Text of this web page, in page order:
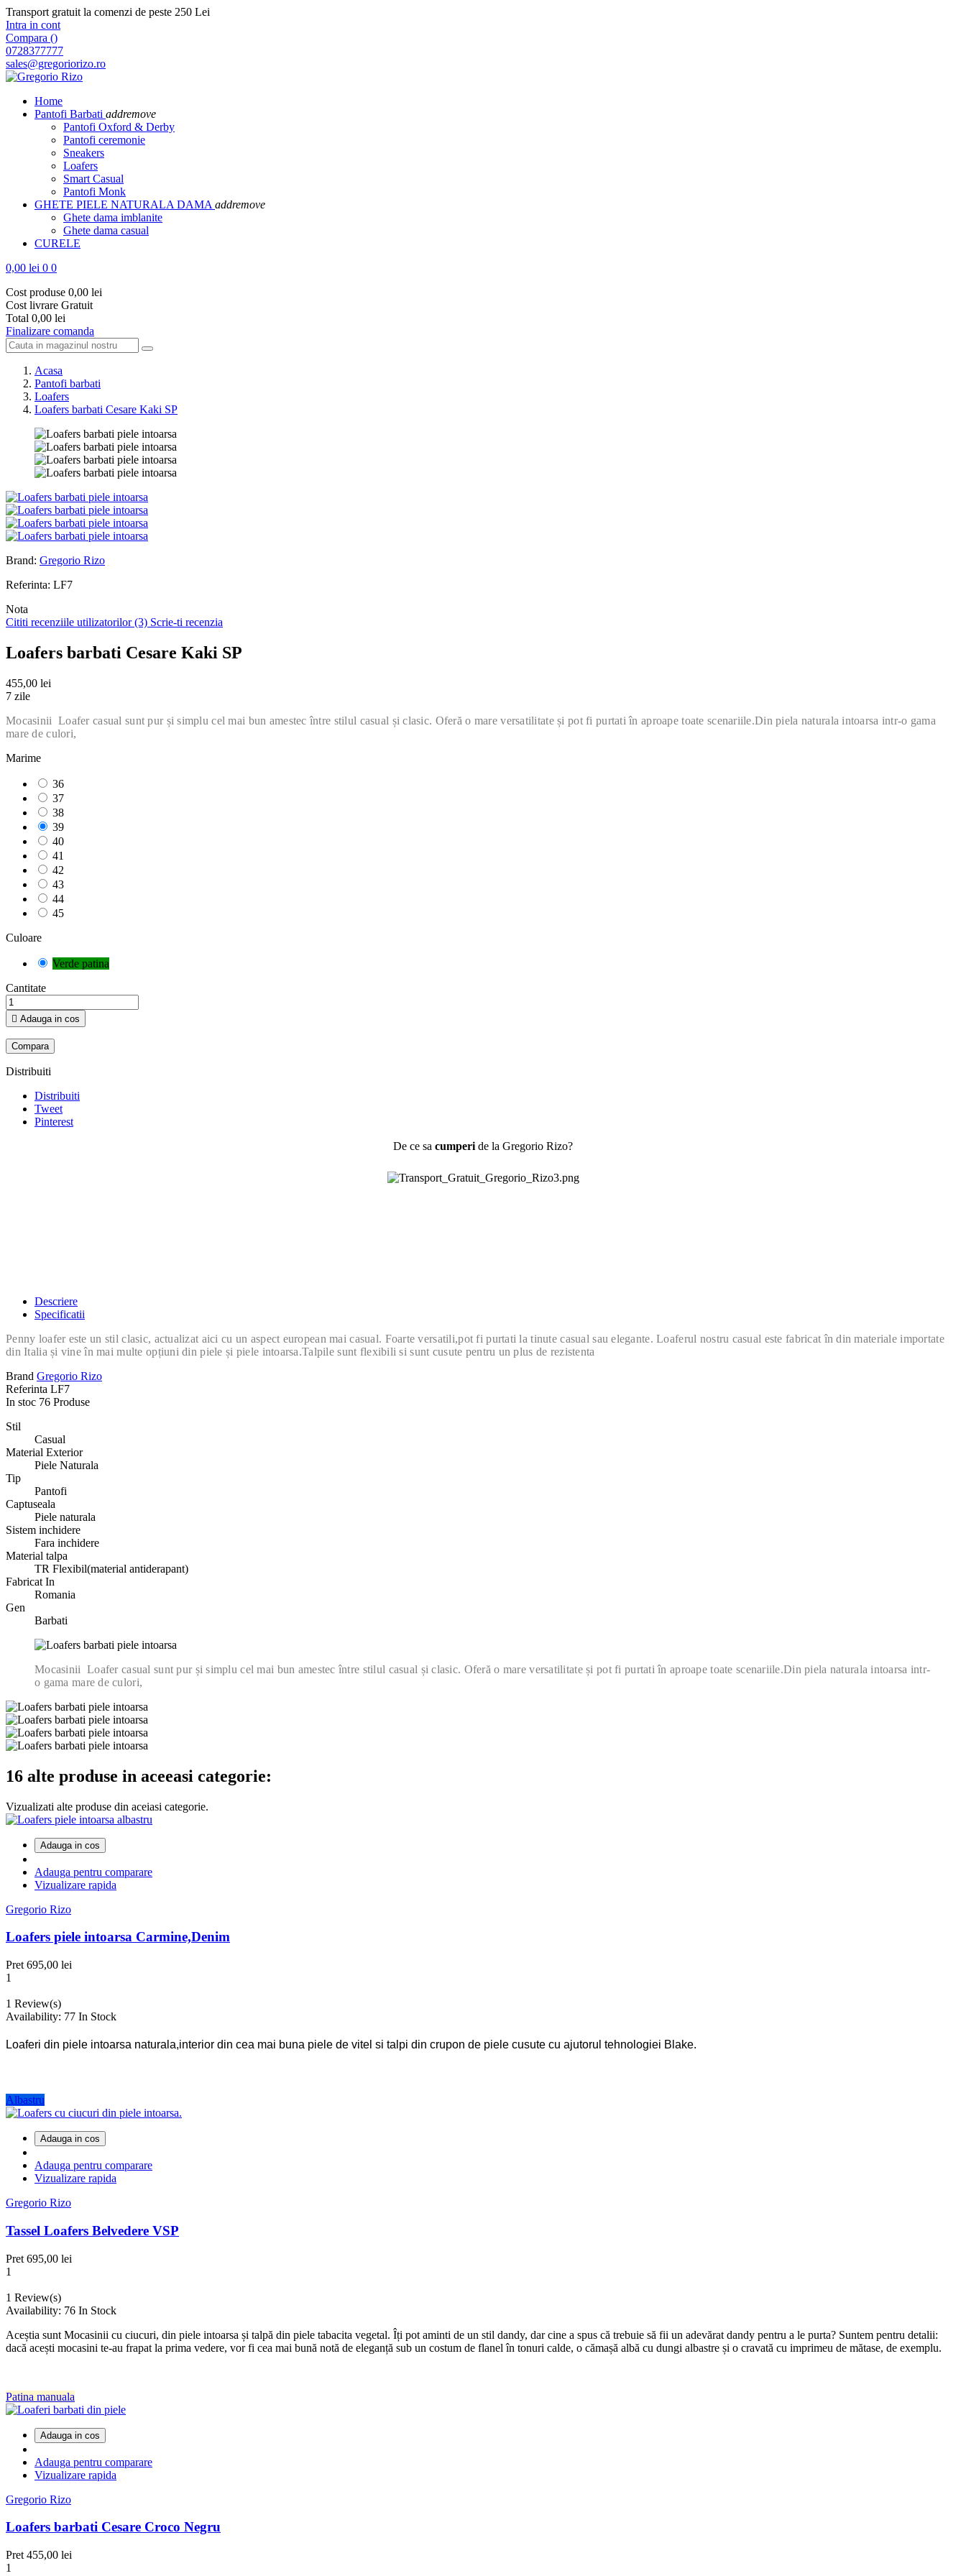
Transport gratuit la comenzi de peste 250 Lei
Intra in cont
Compara ()
0728377777
sales@gregoriorizo.ro
Home
Pantofi Barbati addremove
Pantofi Oxford & Derby
Pantofi ceremonie
Sneakers
Loafers
Smart Casual
Pantofi Monk
GHETE PIELE NATURALA DAMA addremove
Ghete dama imblanite
Ghete dama casual
CURELE
0,00 lei 0 0
Cost produse 0,00 lei
Cost livrare Gratuit
Total 0,00 lei
Finalizare comanda
Acasa
Pantofi barbati
Loafers
Loafers barbati Cesare Kaki SP
Brand: Gregorio Rizo
Referinta: LF7
Nota
Cititi recenziile utilizatorilor (3) Scrie-ti recenzia
Loafers barbati Cesare Kaki SP
455,00 lei
7 zile
Mocasinii Loafer casual sunt pur și simplu cel mai bun amestec între stilul casual și clasic. Oferă o mare versatilitate și pot fi purtati în aproape toate scenariile.Din piela naturala intoarsa intr-o gama
mare de culori,
Marime
36
37
38
39
40
41
42
43
44
45
Culoare
Verde patina
Cantitate
 Adauga in cos
Compara
Distribuiti
Distribuiti
Tweet
Pinterest
De ce sa cumperi de la Gregorio Rizo?
Descriere
Specificatii
Penny loafer este un stil clasic, actualizat aici cu un aspect european mai casual. Foarte versatili,pot fi purtati la tinute casual sau elegante. Loaferul nostru casual este fabricat în din materiale importate
din Italia și vine în mai multe opțiuni din piele și piele intoarsa.Talpile sunt flexibili si sunt cusute pentru un plus de rezistenta
Brand Gregorio Rizo
Referinta LF7
In stoc 76 Produse
Stil
Casual
Material Exterior
Piele Naturala
Tip
Pantofi
Captuseala
Piele naturala
Sistem inchidere
Fara inchidere
Material talpa
TR Flexibil(material antiderapant)
Fabricat In
Romania
Gen
Barbati
Mocasinii Loafer casual sunt pur și simplu cel mai bun amestec între stilul casual și clasic. Oferă o mare versatilitate și pot fi purtati în aproape toate scenariile.Din piela naturala intoarsa intr-
o gama mare de culori,
16 alte produse in aceeasi categorie:
Vizualizati alte produse din aceiasi categorie.
Adauga in cos
Adauga pentru comparare
Vizualizare rapida
Gregorio Rizo
Loafers piele intoarsa Carmine,Denim
Pret 695,00 lei
1
1 Review(s)
Availability: 77 In Stock
Loaferi din piele intoarsa naturala,interior din cea mai buna piele de vitel si talpi din crupon de piele cusute cu ajutorul tehnologiei Blake.
Albastru
Adauga in cos
Adauga pentru comparare
Vizualizare rapida
Gregorio Rizo
Tassel Loafers Belvedere VSP
Pret 695,00 lei
1
1 Review(s)
Availability: 76 In Stock
Aceștia sunt Mocasinii cu ciucuri, din piele intoarsa și talpă din piele tabacita vegetal. Îți pot aminti de un stil dandy, dar cine a spus că trebuie să fii un adevărat dandy pentru a le purta? Suntem pentru detalii:
dacă acești mocasini te-au frapat la prima vedere, vor fi cea mai bună notă de eleganță sub un costum de flanel în tonuri calde, o cămașă albă cu dungi albastre și o cravată cu imprimeu de mătase, de exemplu.
Patina manuala
Adauga in cos
Adauga pentru comparare
Vizualizare rapida
Gregorio Rizo
Loafers barbati Cesare Croco Negru
Pret 455,00 lei
1